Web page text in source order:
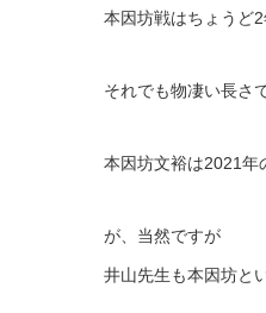
本因坊戦はちょうど2
それでも物凄い長さ
本因坊文裕は2021年
が、当然ですが
井山先生も本因坊と